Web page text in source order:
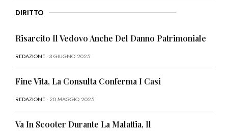
DIRITTO
Risarcito Il Vedovo Anche Del Danno Patrimoniale
REDAZIONE- 3 GIUGNO 2025
Fine Vita, La Consulta Conferma I Casi
REDAZIONE- 20 MAGGIO 2025
Va In Scooter Durante La Malattia, Il